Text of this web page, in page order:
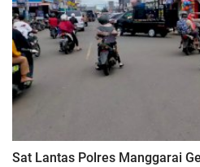
Sat Lantas Polres Manggarai